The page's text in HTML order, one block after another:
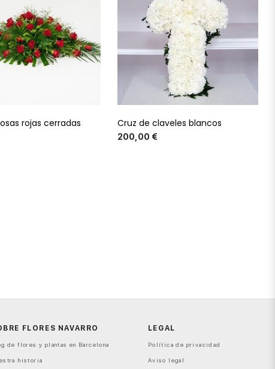
rojas cerradas Cruz de claveles blancos
200,00 €
FLORES NAVARRO
de flores y plantas en Barcelona
historia
LEGAL
Política de privacidad
Aviso legal